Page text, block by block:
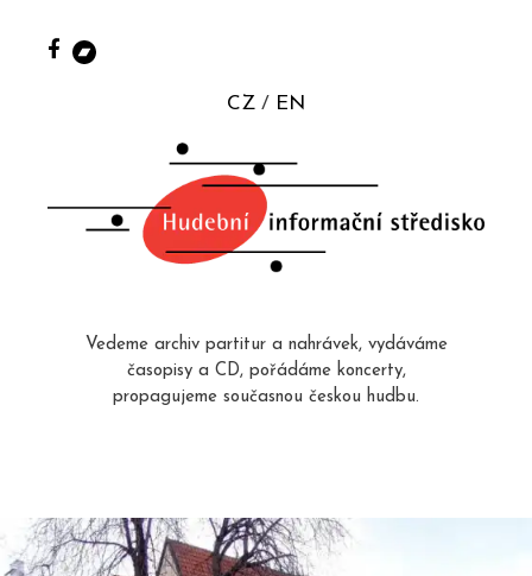
CZ EN
Vedeme archiv partitur a nahrávek, vydáváme
časopisy a CD, pořádáme koncerty,
propagujeme současnou českou hudbu.